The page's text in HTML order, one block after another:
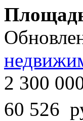
2 300
60 526